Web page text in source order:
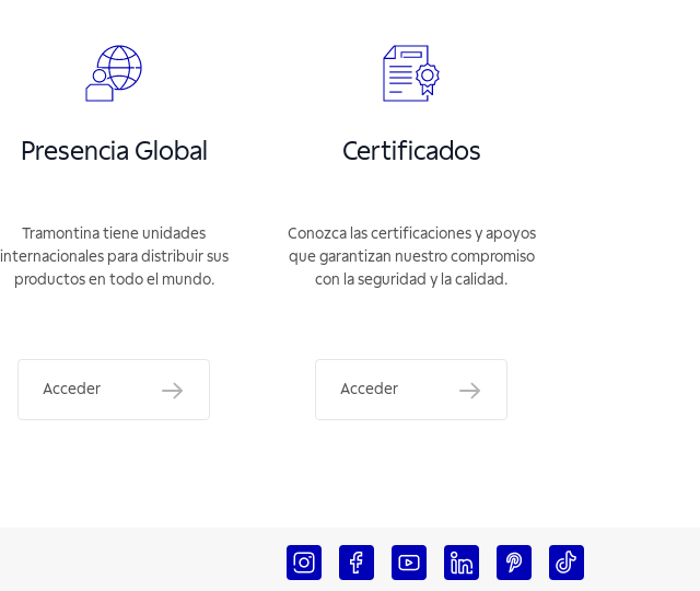
Presencia Global
Tramontina tiene unidades
internacionales para distribuir sus
productos en todo el mundo.
Acceder
Certificados
Conozca las certificaciones y apoyos
que garantizan nuestro compromiso
con la seguridad y la calidad.
Acceder